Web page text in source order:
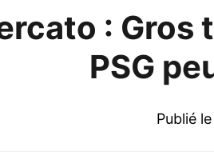
: Gros
PSG
Publié